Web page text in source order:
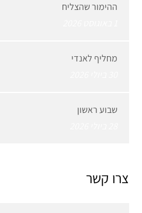
ההימור שהצליח
מחליף לאנדי
שבוע ראשון
צרו קשר